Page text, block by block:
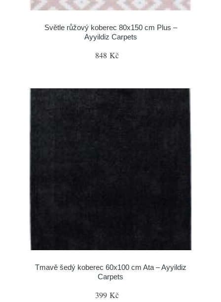
Světle růžový koberec 80x150 cm Plus –
Ayyildiz Carpets
848 Kč
Tmavě šedý koberec 60x100 cm Ata – Ayyildiz
Carpets
399 Kč